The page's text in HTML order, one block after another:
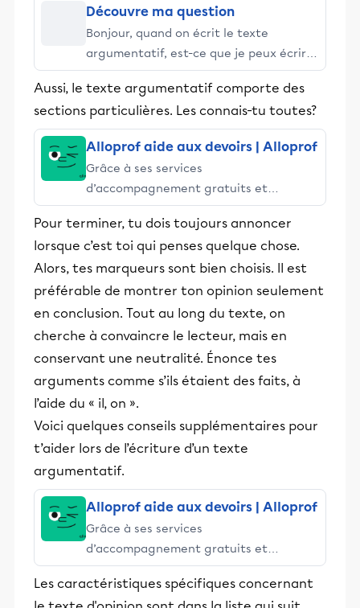
Découvre ma question
Bonjour, quand on écrit le texte
argumentatif, est-ce que je peux écrire
ce que je pense du sujet?
Aussi, le texte argumentatif comporte des
sections particulières. Les connais-tu toutes?
Alloprof aide aux devoirs | Alloprof
Grâce à ses services
d’accompagnement gratuits et
stimulants, Alloprof engage les élèves
et leurs parents dans la réussite
éducative.
Pour terminer, tu dois toujours annoncer
lorsque c’est toi qui penses quelque chose.
Alors, tes marqueurs sont bien choisis. Il est
préférable de montrer ton opinion seulement
en conclusion. Tout au long du texte, on
cherche à convaincre le lecteur, mais en
conservant une neutralité. Énonce tes
arguments comme s’ils étaient des faits, à
l’aide du « il, on ».
Voici quelques conseils supplémentaires pour
t’aider lors de l’écriture d’un texte
argumentatif.
Alloprof aide aux devoirs | Alloprof
Grâce à ses services
d’accompagnement gratuits et
stimulants, Alloprof engage les élèves
et leurs parents dans la réussite
Les caractéristiques spécifiques concernant